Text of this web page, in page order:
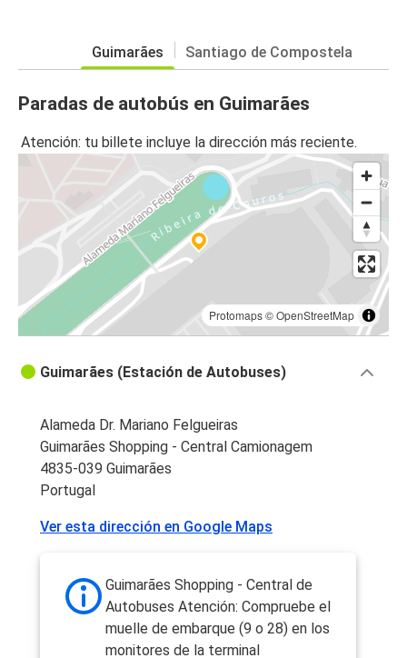
Guimarães Santiago de Compostela
Paradas de autobús en Guimarães
Atención: tu billete incluye la dirección más reciente.
Protomaps©OpenStreetMap
Guimarães (Estación de Autobuses)
Alameda Dr. Mariano Felgueiras
Guimarães Shopping - Central Camionagem
4835-039 Guimarães
Portugal
Ver esta dirección en Google Maps
Guimarães Shopping - Central de
Autobuses Atención: Compruebe el
muelle de embarque (9 o 28) en los
monitores de la terminal